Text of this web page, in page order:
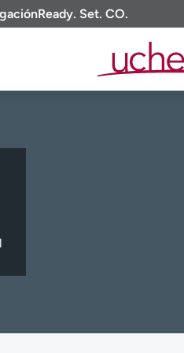
Ready. Set. CO.